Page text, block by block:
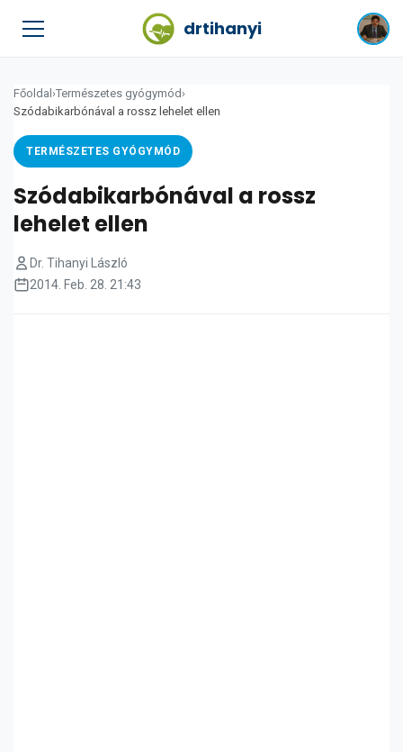
drtihanyi
Főoldal ›Természetes gyógymód ›
Szódabikarbónával a rossz lehelet ellen
TERMÉSZETES GYÓGYMÓD
Szódabikarbónával a rossz
lehelet ellen
Dr. Tihanyi László
2014. Feb. 28. 21:43